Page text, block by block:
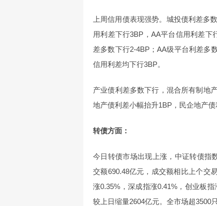
上周信用债表现强势。城投债利差多
用利差下行3BP，AA平台信用利差
差多数下行2-4BP；AA级平台利差多
信用利差均下行3BP。
产业债利差多数下行，混合所有制地
地产债利差小幅抬升1BP，民企地产
转债方面：
今日转债市场出现上涨，中证转债指
交额690.48亿元，成交额相比上个交
涨0.35%，深成指涨0.41%，创业板
较上日缩量2604亿元。全市场超3500